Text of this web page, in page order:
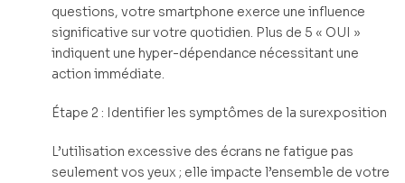
questions, votre smartphone exerce une influence
significative sur votre quotidien. Plus de 5 « OUI »
indiquent une hyper-dépendance nécessitant une
action immédiate.
Étape 2 : Identifier les symptômes de la surexposition
L’utilisation excessive des écrans ne fatigue pas
seulement vos yeux ; elle impacte l’ensemble de votre